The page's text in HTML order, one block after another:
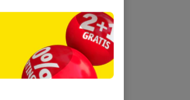
l’entreprise